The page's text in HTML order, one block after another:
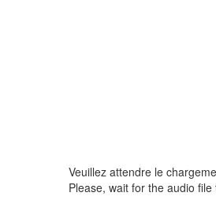
Veuillez attendre le
Please, wait for the audio